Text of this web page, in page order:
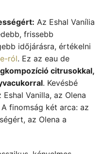
Az Eshal Vanília
frissebb
időjárásra, értékelni
ról. Ez az eau de
citrusokkal,
. Kevésbé
Vanilla, az Olena
finomság két arca: az
az Olena a